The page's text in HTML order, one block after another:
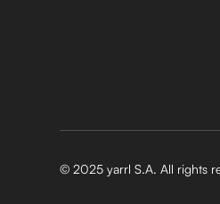
© 2025 yarrl S.A. All rights